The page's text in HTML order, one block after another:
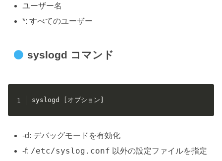
ユーザー名
*: すべてのユーザー
syslogd コマンド
syslogd [オプション]
-d: デバッグモードを有効化
-f: /etc/syslog.conf 以外の設定ファイルを指定